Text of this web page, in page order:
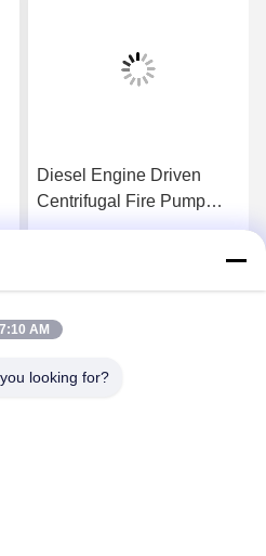
Diesel Engine Driven
Centrifugal Fire Pump
2000GPM @ 150PSI
7:10 AM
looking for?